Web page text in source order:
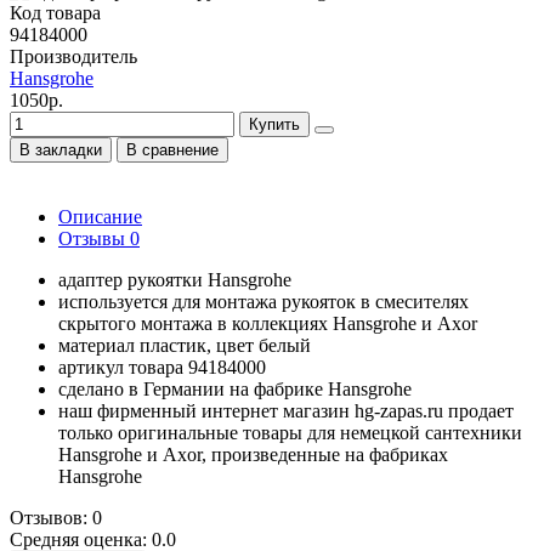
Код товара
94184000
Производитель
Hansgrohe
1050р.
Купить
В закладки
В сравнение
Описание
Отзывы 0
адаптер рукоятки Hansgrohe
используется для монтажа рукояток в смесителях
скрытого монтажа в коллекциях Hansgrohe и Axor
материал пластик, цвет белый
артикул товара 94184000
сделано в Германии на фабрике Hansgrohe
наш фирменный интернет магазин hg-zapas.ru продает
только оригинальные товары для немецкой сантехники
Hansgrohe и Axor, произведенные на фабриках
Hansgrohe
Отзывов: 0
Средняя оценка: 0.0